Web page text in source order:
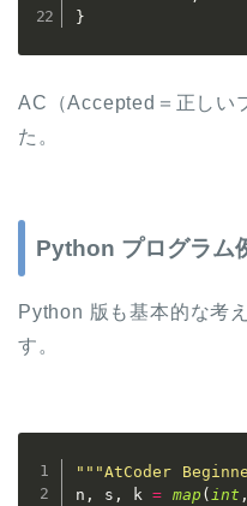
}
AC（Accepted＝正しい
た。
Python プログラム
Python 版も基本的な考
す。
"""AtCoder
n , s , k = map ( int ,